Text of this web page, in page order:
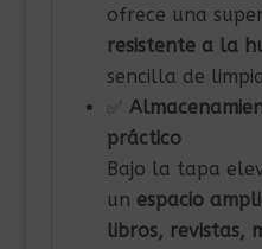
ofrece una
resistente a la
sencilla de
✅
práctico
Bajo la tapa
un espacio
libros, revistas,